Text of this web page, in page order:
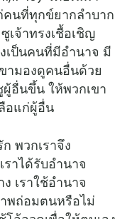
นที่ทุกข์ยากลำบาก
เจ้าทรงเชื้อเชิญ
เป็นคนที่มีอำนาจ มี
ามองดูคนอื่นด้วย
อื่นขึ้น ให้พวกเขา
อแก่ผู้อื่น
วกเราจึง
ราได้รับอำนาจ
เราใช้อำนาจ
พถ่อมตนหรือไม่